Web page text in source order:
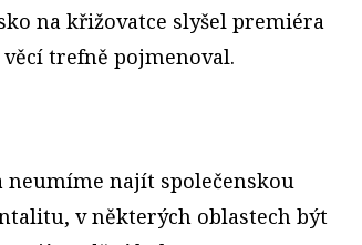
na křižovatce slyšel premiéra
trefně pojmenoval.
neumíme najít společenskou
v některých oblastech být